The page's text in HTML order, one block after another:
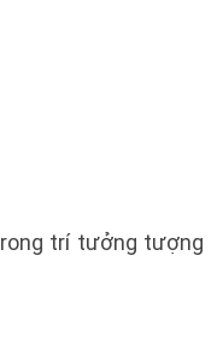
trí tưởng tượng